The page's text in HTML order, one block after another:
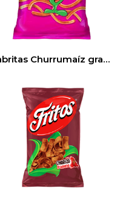
Sabritas Churrumaíz grande 185gr (3pack)